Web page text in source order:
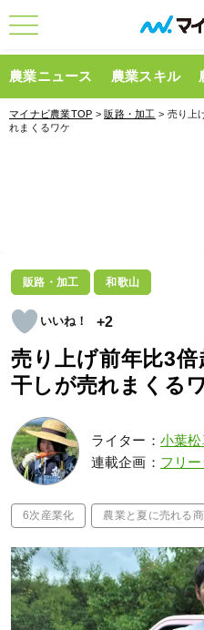
農業ニュース 農業スキル
マイナビ農業TOP >販路・加工 > 売り上
れまくるワケ
販路・加工 和歌山
+2
売り上げ前年比3
干しが売れまくる
ライター： 小葉松
連載企画： フリ
6次産業化 農業と夏に売れる